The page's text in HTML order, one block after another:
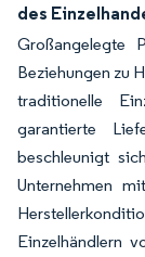
des
Großangelegte
Beziehungen zu
traditionelle
garantierte
beschleunigt
Unternehmen
Einzelhändlern